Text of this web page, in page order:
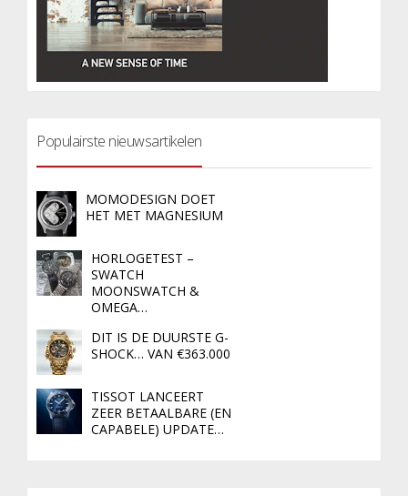
Populairste nieuwsartikelen
MOMODESIGN DOET
HET MET MAGNESIUM
HORLOGETEST –
SWATCH
MOONSWATCH &
OMEGA…
DIT IS DE DUURSTE G-
SHOCK… VAN €363.000
TISSOT LANCEERT
ZEER BETAALBARE (EN
CAPABELE) UPDATE…